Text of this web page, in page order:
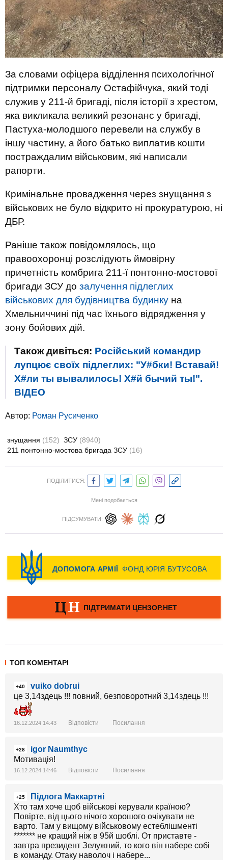
За словами офіцера відділення психологічної
підтримки персоналу Остафійчука, який тоді
служив у 211-й бригаді, після історії з хрестом,
яка викликала великий резонанс у бригаді,
Пастуха-молодшого перевели на службу в
іншу частину, а його батько виплатив кошти
постраждалим військовим, які написали
рапорти.
Кримінальне провадження через знущання з
військових не було відкрито ні прокуратурою, ні
ДБР.
Раніше також повідомлялось, що
правоохоронці розслідують ймовірну
причетність комбрига 211-ї понтонно-мостової
бригади ЗСУ до залучення підлеглих
військових для будівництва будинку на
Хмельниччині під час їхнього відрядження у
зону бойових дій.
Також дивіться: Російський командир
лупцює своїх підлеглих: "У#бки! Вставай!
Х#ли ты вывалилось! Х#й бычий ты!".
ВIДЕО
Автор: Роман Русиченко
знущання (152) ЗСУ (8940)
211 понтонно-мостова бригада ЗСУ (16)
ПОДІЛИТИСЯ:
Мені подобається
ПІДСУМУВАТИ:
ТОП КОМЕНТАРІ
+40
vuiko dobrui
це 3,14здець !!! повний, безповоротний 3,14здець !!!
16.12.2024 14:43 Відповісти Посилання
+28
igor Naumthyc
Мотивація!
16.12.2024 14:46 Відповісти Посилання
+25
Підлога Маккартні
Хто там хоче щоб військові керували країною?
Повірте, від цього нічого хорошого очікувати не
варто. Там у вищому військовому естеблішменті
******* не кращий ніж в 95й шоблі. От приставте -
завтра президент Зелужний, то кого він набере собі
в команду. Отаку наволоч і набере...